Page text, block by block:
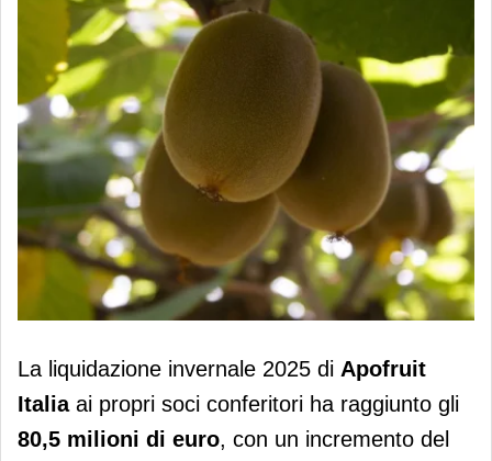
Apofruit Italia: oltre 80 milioni di euro
ai soci nella campagna invernale 2025
La liquidazione invernale 2025 di Apofruit
Italiaai propri soci conferitori ha raggiunto gli
80,5 milioni di euro, con un incremento del